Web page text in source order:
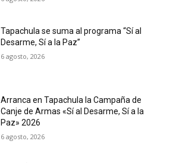
Tapachula se suma al programa “Sí al
Desarme, Sí a la Paz”
6 agosto, 2026
Arranca en Tapachula la Campaña de
Canje de Armas «Sí al Desarme, Sí a la
Paz» 2026
6 agosto, 2026